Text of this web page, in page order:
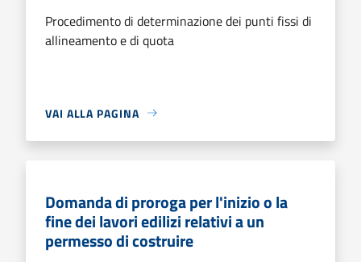
Procedimento di determinazione dei punti fissi di
allineamento e di quota
VAI ALLA PAGINA
Domanda di proroga per l'inizio o la
fine dei lavori edilizi relativi a un
permesso di costruire